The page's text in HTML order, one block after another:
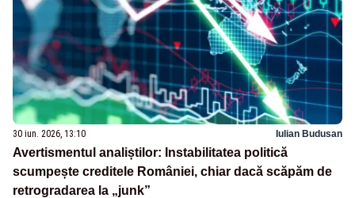
30 iun. 2026, 13:10 Iulian Budusan
Avertismentul analiștilor: Instabilitatea politică
scumpește creditele României, chiar dacă scăpăm de
retrogradarea la „junk”